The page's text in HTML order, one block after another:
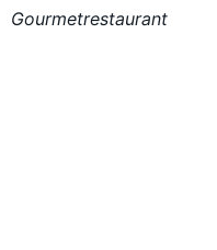
Gourmetrestaurant